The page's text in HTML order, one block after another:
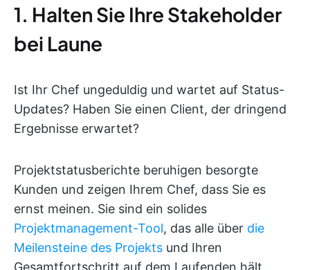
1. Halten Sie Ihre Stakeholder
bei Laune
Ist Ihr Chef ungeduldig und wartet auf Status-
Updates? Haben Sie einen Client, der dringend
Ergebnisse erwartet?
Projektstatusberichte beruhigen besorgte
Kunden und zeigen Ihrem Chef, dass Sie es
ernst meinen. Sie sind ein solides
Projektmanagement-Tool, das alle über die
Meilensteine des Projekts und Ihren